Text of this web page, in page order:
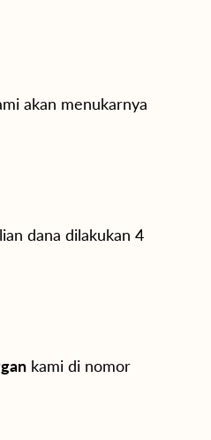
akan menukarnya
dana dilakukan 4
kami di nomor